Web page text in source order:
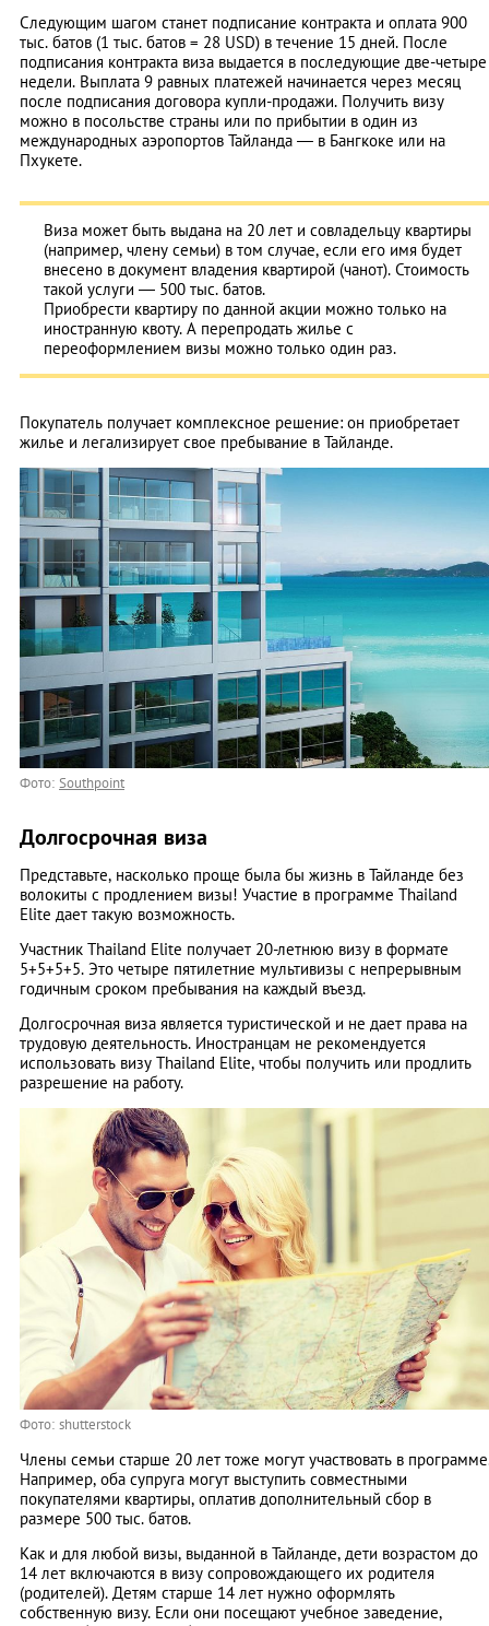
Следующим шагом станет подписание контракта и оплата 900
тыс. батов (1 тыс. батов = 28 USD) в течение 15 дней. После
подписания контракта виза выдается в последующие две-четыре
недели. Выплата 9 равных платежей начинается через месяц
после подписания договора купли-продажи. Получить визу
можно в посольстве страны или по прибытии в один из
международных аэропортов Тайланда — в Бангкоке или на
Пхукете.
Виза может быть выдана на 20 лет и совладельцу квартиры
(например, члену семьи) в том случае, если его имя будет
внесено в документ владения квартирой (чанот). Стоимость
такой услуги — 500 тыс. батов.
Приобрести квартиру по данной акции можно только на
иностранную квоту. А перепродать жилье с
переоформлением визы можно только один раз.
Покупатель получает комплексное решение: он приобретает
жилье и легализирует свое пребывание в Тайланде.
Фото: Southpoint
Долгосрочная виза
Представьте, насколько проще была бы жизнь в Тайланде без
волокиты с продлением визы! Участие в программе Thailand
Elite дает такую возможность.
Участник Thailand Elite получает 20-летнюю визу в формате
5+5+5+5. Это четыре пятилетние мультивизы с непрерывным
годичным сроком пребывания на каждый въезд.
Долгосрочная виза является туристической и не дает права на
трудовую деятельность. Иностранцам не рекомендуется
использовать визу Thailand Elite, чтобы получить или продлить
разрешение на работу.
Фото: shutterstock
Члены семьи старше 20 лет тоже могут участвовать в
Например, оба супруга могут выступить совместными
покупателями квартиры, оплатив дополнительный сбор в
размере 500 тыс. батов.
Как и для любой визы, выданной в Тайланде, дети возрастом до
14 лет включаются в визу сопровождающего их родителя
(родителей). Детям старше 14 лет нужно оформлять
собственную визу. Если они посещают учебное заведение,